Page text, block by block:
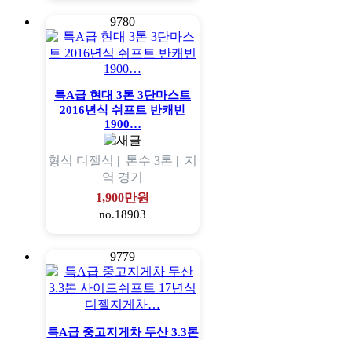
9780
특A급 현대 3톤 3단마스트
2016년식 쉬프트 반캐빈
1900…
형식 디젤식 | 톤수 3톤 | 지
역 경기
1,900만원
no.18903
9779
특A급 중고지게차 두산 3.3톤